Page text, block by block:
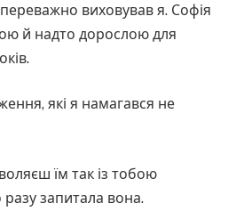
переважно виховував я. Софія
й надто дорослою для
які я намагався не
їм так із тобою
запитала вона.